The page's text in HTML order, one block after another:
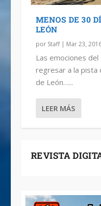
MENOS DE 30
LEÓN
por Staff| Mar 23,
Las emociones
regresar a la pista
de León…...
LEER MÁS
REVISTA